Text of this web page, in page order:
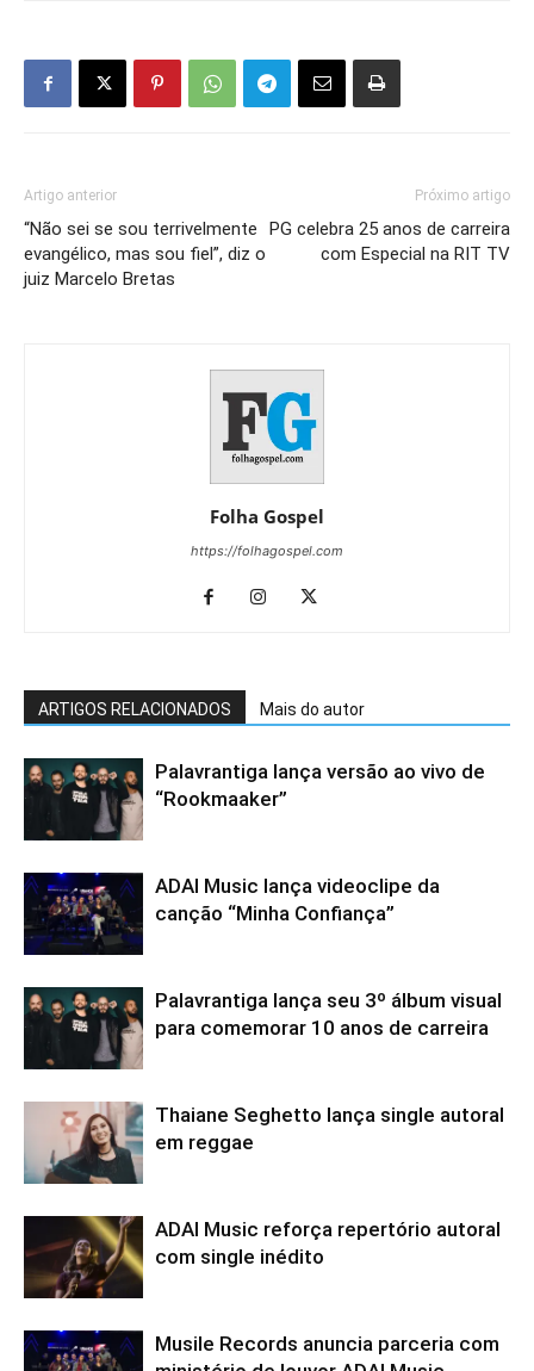
Artigo anterior
“Não sei se sou terrivelmente
evangélico, mas sou fiel”, diz o
juiz Marcelo Bretas
Próximo artigo
PG celebra 25 anos de carreira
com Especial na RIT TV
Folha Gospel
https://folhagospel.com
ARTIGOS RELACIONADOS Mais do autor
Palavrantiga lança versão ao vivo de
“Rookmaaker”
ADAI Music lança videoclipe da
canção “Minha Confiança”
Palavrantiga lança seu 3º álbum visual
para comemorar 10 anos de carreira
Thaiane Seghetto lança single autoral
em reggae
ADAI Music reforça repertório autoral
com single inédito
Musile Records anuncia parceria com